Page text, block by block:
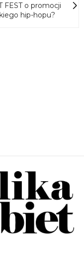
FEST o promocji
hip-hopu?